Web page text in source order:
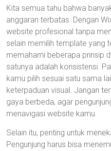
Kita semua tahu bahwa
anggaran terbatas. Dengan
website profesional tanpa
selain memilih template yang
memahami beberapa prinsip
satunya adalah konsistensi.
kamu pilih sesuai satu sama
keterpaduan visual. Jangan
gaya berbeda, agar
menavigasi website kamu.
Selain itu, penting untuk
Pengunjung harus bisa